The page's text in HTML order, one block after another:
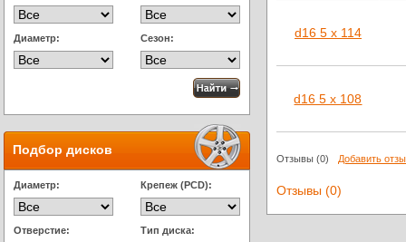
Диаметр: Сезон:
Подбор дисков
Диаметр: Крепеж (PCD):
Отверстие: Тип диска:
d16 5 x 114
d16 5 x 108
Отзывы (0) Добавить
Отзывы (0)